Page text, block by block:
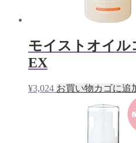
モイストオイル
EX
¥3,024 お買い物カゴに追